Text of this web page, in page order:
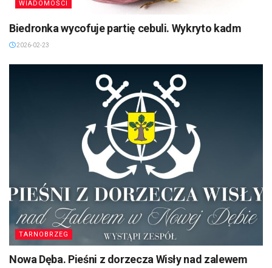
WIADOMOŚCI
Biedronka wycofuje partię cebuli. Wykryto kadm
2026-02-23
TARNOBRZEG
Nowa Dęba. Pieśni z dorzecza Wisły nad zalewem